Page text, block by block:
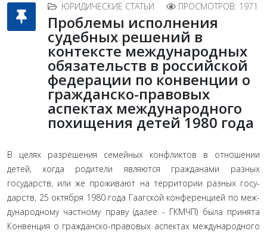
ЮРИДИЧЕСКИЕ СТАТЬИ ПРОСМОТРОВ: 1971
Проблемы исполнения
судебных решений в
контексте международных
обязательств в российской
федерации по конвенции о
гражданско-правовых
аспектах международного
похищения детей 1980 года
В целях разрешения семейных конфликтов в отноше­нии
детей, когда родители являются гражданами разных
государств, или же проживают на территории разных госу­
дарств, 25 октября 1980 года Гаагской конференцией по меж­
дународному частному праву (далее - ГКМЧП) была принята
Конвенция о гражданско-правовых аспектах международно­го